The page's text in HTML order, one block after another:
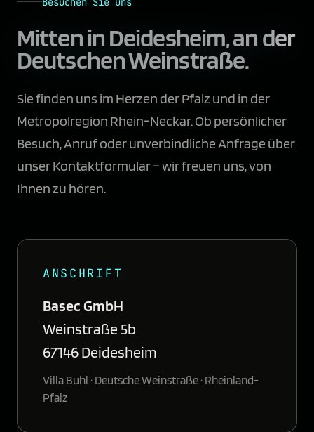
Mitten in Deidesheim,an der
Deutschen Weinstraße.
Sie finden uns im Herzen der Pfalz und in der
Metropolregion Rhein-Neckar. Ob persönlicher
Besuch, Anruf oder unverbindliche Anfrage über
unser Kontaktformular – wir freuen uns, von
Ihnen zu hören.
ANSCHRIFT
Basec GmbH
Weinstraße 5b
67146 Deidesheim
Villa Buhl · Deutsche Weinstraße · Rheinland-
Pfalz